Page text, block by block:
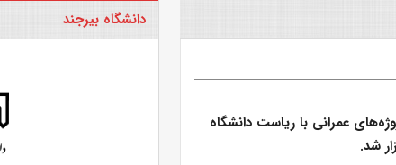
عمرانی با ریاست دانشگاه
شد.
دانشگاه بیرجند